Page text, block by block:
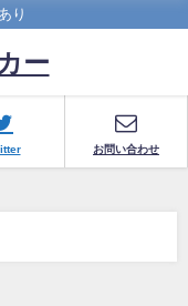
り
ー
お問い合わせ